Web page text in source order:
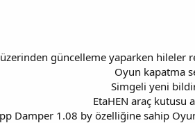
güncelleme yaparken hileler
Oyun kapatma
Simgeli yeni
EtaHEN araç kutusu
Damper 1.08 by özelliğine sahip